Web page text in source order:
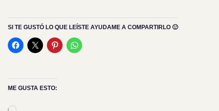
SI TE GUSTÓ LO QUE LEÍSTE AYUDAME A COMPARTIRLO 🙂
ME GUSTA ESTO: